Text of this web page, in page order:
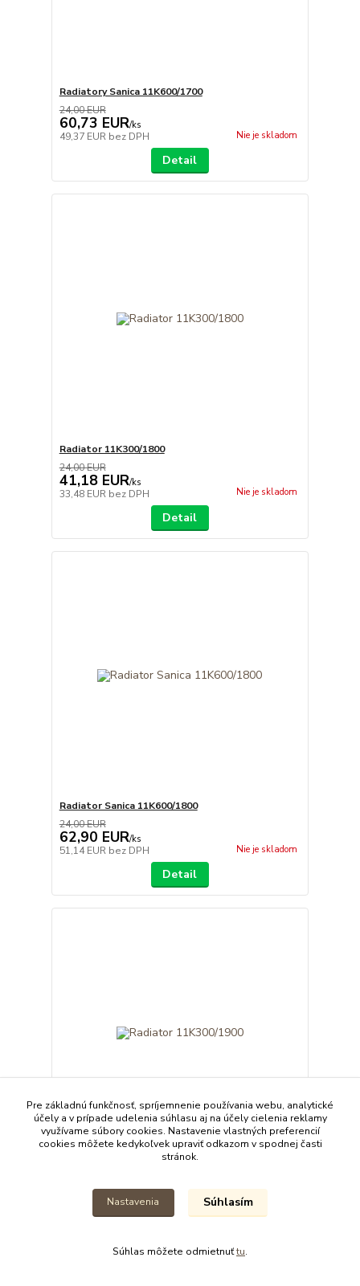
Radiatory Sanica 11K600/1700
24,00 EUR
60,73 EUR/ks
49,37 EUR bez DPH Nie je skladom
Detail
Radiator 11K300/1800
24,00 EUR
41,18 EUR/ks
33,48 EUR bez DPH Nie je skladom
Detail
Radiator Sanica 11K600/1800
24,00 EUR
62,90 EUR/ks
51,14 EUR bez DPH Nie je skladom
Detail
Radiator 11K300/1900
43,92 EUR
35,71 EURbez DPH Nie je skladom
Pre základnú funkčnosť, spríjemnenie používania webu, analytické
účely a v prípade udelenia súhlasu aj na účely cielenia reklamy
využívame súbory cookies. Nastavenie vlastných preferencií
cookies môžete kedykoľvek upraviť odkazom v spodnej časti
stránok.
Nastavenia Súhlasím
Súhlas môžete odmietnuťtu.